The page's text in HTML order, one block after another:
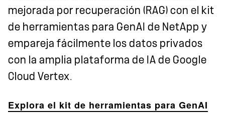
mejorada por recuperación (RAG) con el kit
de herramientas para GenAI de NetApp y
empareja fácilmente los datos privados
con la amplia plataforma de IA de Google
Cloud Vertex.
Explora el kit de herramientas para GenAI